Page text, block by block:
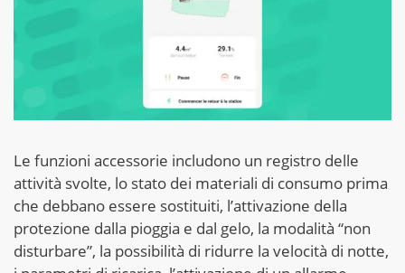
Le funzioni accessorie includono un registro delle
attività svolte, lo stato dei materiali di consumo prima
che debbano essere sostituiti, l’attivazione della
protezione dalla pioggia e dal gelo, la modalità “non
disturbare”, la possibilità di ridurre la velocità di notte,